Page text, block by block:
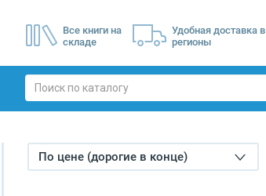
Все книги на
складе
Удобная доставка в
регионы
По цене (дорогие в конце)